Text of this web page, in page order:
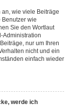
wie viele Beiträge
wie
Sie den Wortlaut
Administration
nur um Ihren
nicht und ein
einfach wieder
werde ich